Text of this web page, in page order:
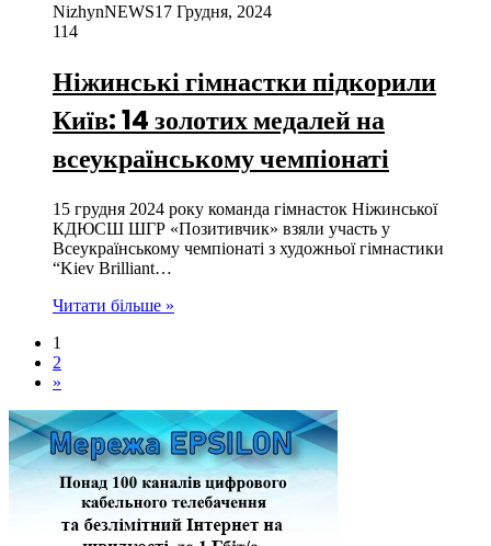
NizhynNEWS17 Грудня, 2024
114
Ніжинські гімнастки підкорили
Київ: 14 золотих медалей на
всеукраїнському чемпіонаті
15 грудня 2024 року команда гімнасток Ніжинської
КДЮСШ ШГР «Позитивчик» взяли участь у
Всеукраїнському чемпіонаті з художньої гімнастики
“Kiev Brilliant…
Читати більше »
1
2
»